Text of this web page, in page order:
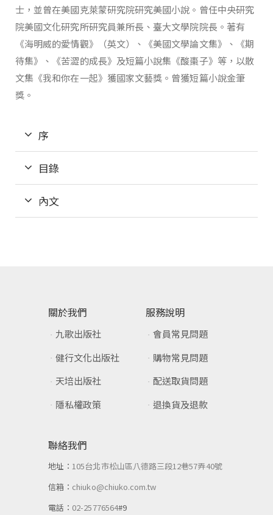
士，並曾在美國克萊蒙研究院研究美國小說。曾任中央研究
院美國文化研究所研究員兼所長、臺大文學院院長。著有
《海明威的愛情觀》（英文）、《美國文學論文集》、《期
待集》、《苦澀的成長》及短篇小說集《酸棗子》等，以散
文集《我和你在一起》獲國家文藝獎。曾獲短篇小說金筆
獎。
序
目錄
內文
關於我們
九歌出版社
健行文化出版社
天培出版社
隱私權政策
服務說明
會員常見問題
購物常見問題
配送取貨問題
退換貨及退款
聯絡我們
地址：105台北市松山區八德路三段12巷57弄40號
信箱： chiuko@chiuko.com.tw
電話： 02-25776564#9